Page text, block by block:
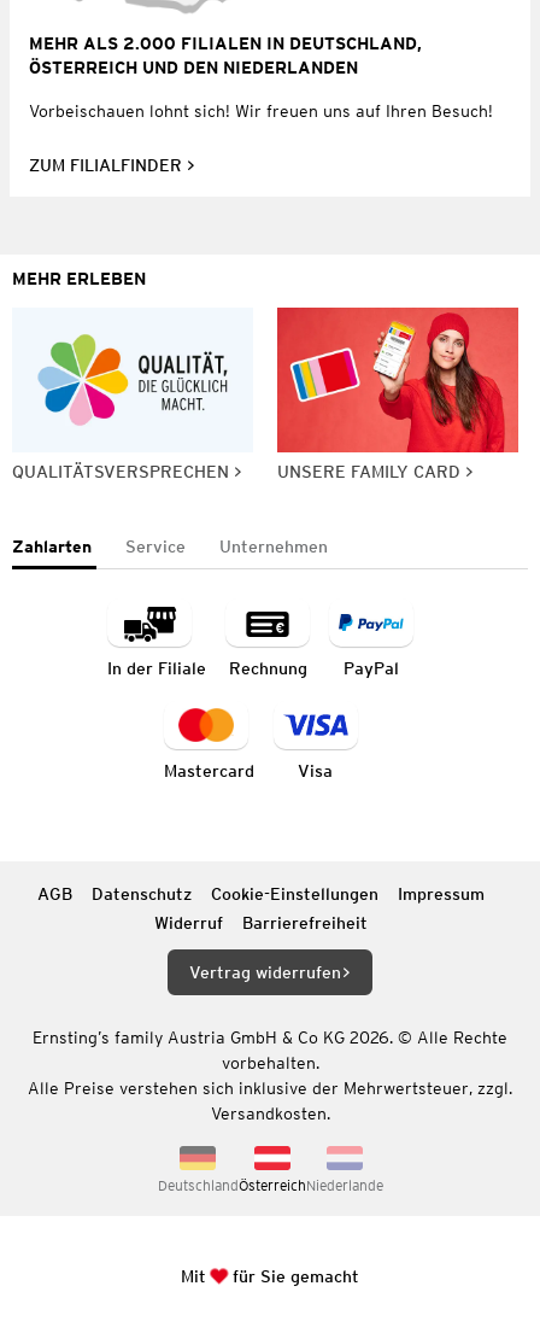
MEHR ALS 2.000 FILIALEN IN DEUTSCHLAND,
ÖSTERREICH UND DEN NIEDERLANDEN
Vorbeischauen lohnt sich! Wir freuen uns auf Ihren Besuch!
ZUM FILIALFINDER
MEHR ERLEBEN
QUALITÄTSVERSPRECHEN UNSERE FAMILY CARD
Zahlarten Service Unternehmen
In der Filiale Rechnung PayPal
Mastercard Visa
AGB Datenschutz Cookie-Einstellungen
Impressum
Widerruf
Barrierefreiheit
Vertrag widerrufen
Ernsting’s family Austria GmbH & Co KG 2026. © Alle Rechte
vorbehalten.
Alle Preise verstehen sich inklusive der Mehrwertsteuer, zzgl.
Versandkosten.
DeutschlandÖsterreichNiederlande
Mit für Sie gemacht